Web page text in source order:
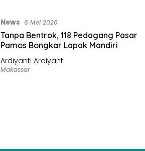
News 6 Mei 2026
Tanpa Bentrok, 118 Pedagang Pasar
Pamos Bongkar Lapak Mandiri
Ardiyanti Ardiyanti
Makassar